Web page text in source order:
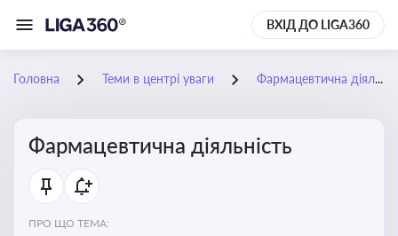
ВХІД ДО LIGA360
Головна Теми в центрі уваги Фармацевтична діяльність
Фармацевтична діяльність
ПРО ЩО ТЕМА: